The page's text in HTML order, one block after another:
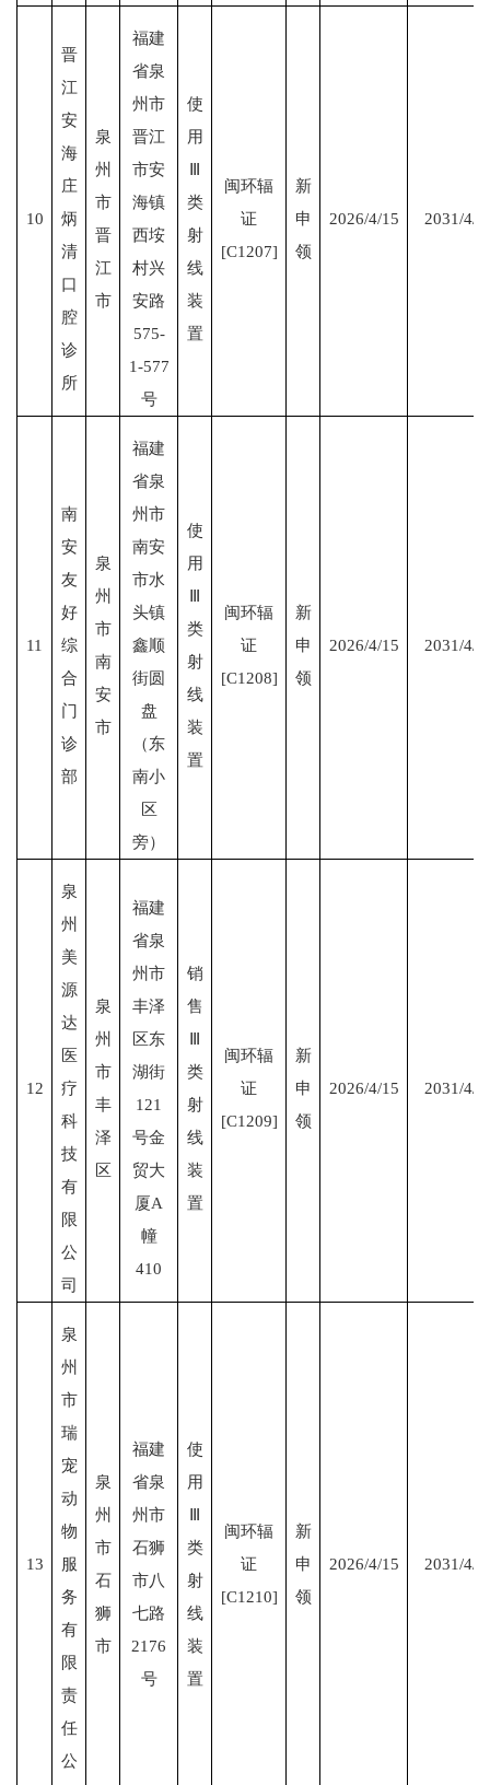
10
晋
江
安
海
庄
炳
清
口
腔
诊
所
泉
州
市
晋
江
市
福建
省泉
州市
晋江
市安
海镇
西垵
村兴
安路
575-
1-577
号
使
用
Ⅲ
类
射
线
装
置
闽环辐
证
[C1207]
新
申
领
2026/4/15 2031/4/
11
南
安
友
好
综
合
门
诊
部
泉
州
市
南
安
市
福建
省泉
州市
南安
市水
头镇
鑫顺
街圆
盘
（东
南小
区
旁）
使
用
Ⅲ
类
射
线
装
置
闽环辐
证
[C1208]
新
申
领
2026/4/15 2031/4/
12
泉
州
美
源
达
医
疗
科
技
有
限
公
司
泉
州
市
丰
泽
区
福建
省泉
州市
丰泽
区东
湖街
121
号金
贸大
厦A
幢
410
销
售
Ⅲ
类
射
线
装
置
闽环辐
证
[C1209]
新
申
领
2026/4/15 2031/4/
13
泉
州
市
瑞
宠
动
物
服
务
有
限
责
任
公
泉
州
市
石
狮
市
福建
省泉
州市
石狮
市八
七路
2176
号
使
用
Ⅲ
类
射
线
装
置
闽环辐
证
[C1210]
新
申
领
2026/4/15 2031/4/